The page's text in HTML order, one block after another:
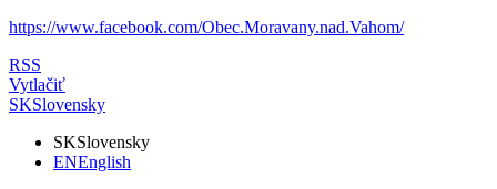
https://www.facebook.com/Obec.Moravany.nad.Vahom/
RSS
Vytlačiť
SKSlovensky
SKSlovensky
ENEnglish